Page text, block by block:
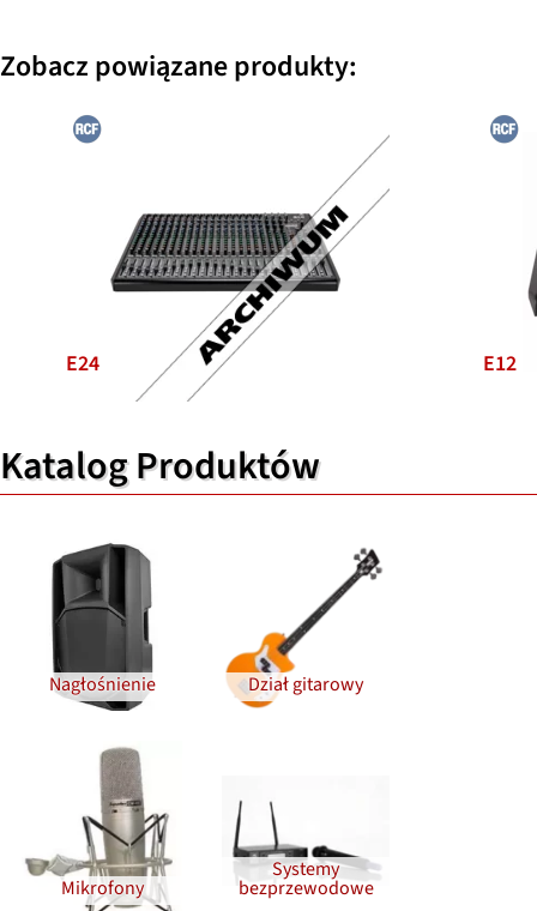
Zobacz powiązane produkty:
E24 E12
Katalog Produktów
Nagłośnienie Dział gitarowy
Mikrofony
Systemy
bezprzewodowe